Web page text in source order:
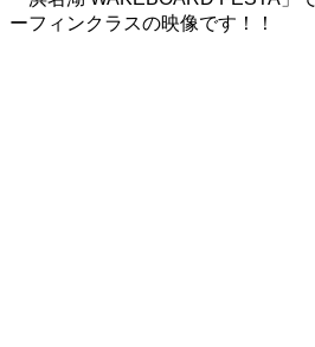
ーフィンクラスの映像です！！